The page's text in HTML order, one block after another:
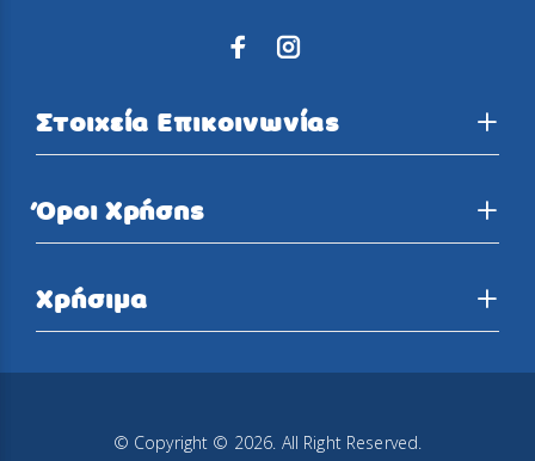
Στοιχεία Επικοινωνίας
Όροι Χρήσης
Χρήσιμα
© Copyright © 2026. All Right Reserved.